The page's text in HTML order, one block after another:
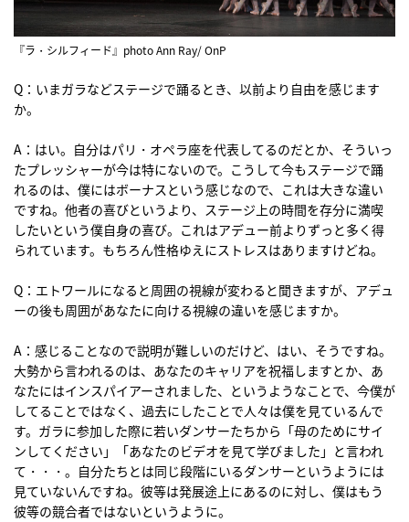
『ラ・シルフィード』photo Ann Ray/ OnP
Q：いまガラなどステージで踊るとき、以前より自由を感じます
か。
A：はい。自分はパリ・オペラ座を代表してるのだとか、そういっ
たプレッシャーが今は特にないので。こうして今もステージで踊
れるのは、僕にはボーナスという感じなので、これは大きな違い
ですね。他者の喜びというより、ステージ上の時間を存分に満喫
したいという僕自身の喜び。これはアデュー前よりずっと多く得
られています。もちろん性格ゆえにストレスはありますけどね。
Q：エトワールになると周囲の視線が変わると聞きますが、アデュ
ーの後も周囲があなたに向ける視線の違いを感じますか。
A：感じることなので説明が難しいのだけど、はい、そうですね。
大勢から言われるのは、あなたのキャリアを祝福しますとか、あ
なたにはインスパイアーされました、というようなことで、今僕が
してることではなく、過去にしたことで人々は僕を見ているんで
す。ガラに参加した際に若いダンサーたちから「母のためにサイ
ンしてください」「あなたのビデオを見て学びました」と言われ
て・・・。自分たちとは同じ段階にいるダンサーというようには
見ていないんですね。彼等は発展途上にあるのに対し、僕はもう
彼等の競合者ではないというように。